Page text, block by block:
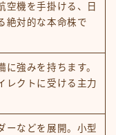
空機を手掛ける、日
絶対的な本命株で
強みを持ちます。
レクトに受ける主力
ーなどを展開。小型